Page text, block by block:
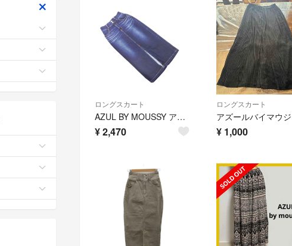
ロングスカート
AZUL BY MOUSSY アズールバイマウジー ロング タイト デニムスカート sizeL/紺 ■■ レディース
¥2,470
ロングスカート
¥ 1,000